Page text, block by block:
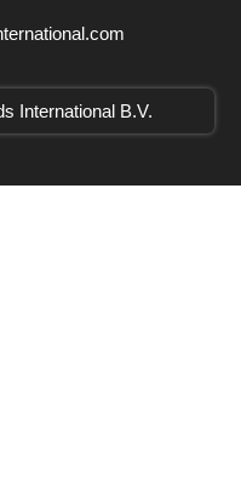
International B.V.